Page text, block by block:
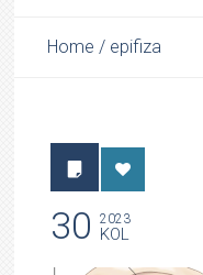
Home / epifiza
30 2023
KOL